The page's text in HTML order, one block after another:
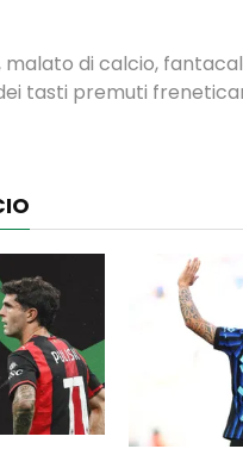
malato di calcio,
tasti premuti